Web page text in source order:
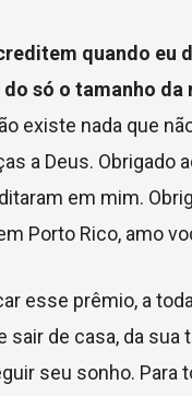
quando eu
só o tamanho da
existe nada que
a Deus. Obrigado
em mim.
Porto Rico, amo
esse prêmio, a
sair de casa, da sua
seu sonho. Para